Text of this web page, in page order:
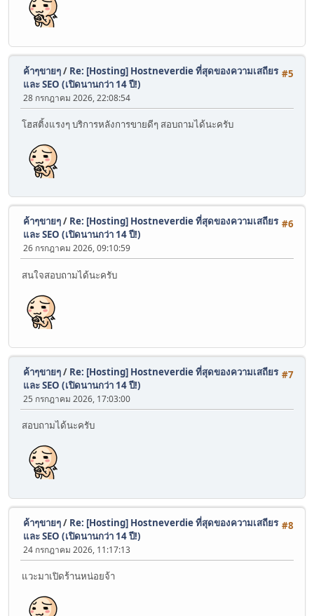
#5
ค้าๆขายๆ/ Re: [Hosting] Hostneverdie ที่สุดของความเสถียร
และ SEO (เปิดนานกว่า 14 ปี!)
28 กรกฎาคม 2026, 22:08:54
โฮสติ้งแรงๆ บริการหลังการขายดีๆ สอบถามได้นะครับ
#6
ค้าๆขายๆ/ Re: [Hosting] Hostneverdie ที่สุดของความเสถียร
และ SEO (เปิดนานกว่า 14 ปี!)
26 กรกฎาคม 2026, 09:10:59
สนใจสอบถามได้นะครับ
#7
ค้าๆขายๆ/ Re: [Hosting] Hostneverdie ที่สุดของความเสถียร
และ SEO (เปิดนานกว่า 14 ปี!)
25 กรกฎาคม 2026, 17:03:00
สอบถามได้นะครับ
#8
ค้าๆขายๆ/ Re: [Hosting] Hostneverdie ที่สุดของความเสถียร
และ SEO (เปิดนานกว่า 14 ปี!)
24 กรกฎาคม 2026, 11:17:13
แวะมาเปิดร้านหน่อยจ้า